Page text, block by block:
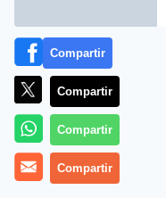
Más información
Compartir
Compartir
Compartir
Compartir